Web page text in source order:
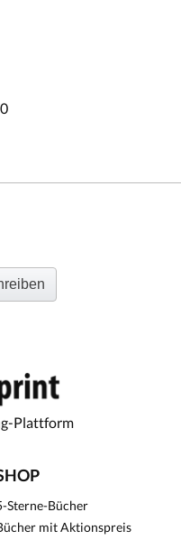
Plattform
Sterne-Bücher
mit Aktionspreis